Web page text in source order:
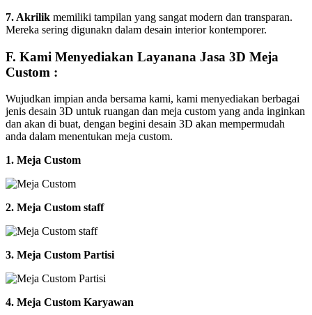
7. Akrilik memiliki tampilan yang sangat modern dan transparan.
Mereka sering digunakn dalam desain interior kontemporer.
F. Kami Menyediakan Layanana Jasa 3D Meja
Custom :
Wujudkan impian anda bersama kami, kami menyediakan berbagai
jenis desain 3D untuk ruangan dan meja custom yang anda inginkan
dan akan di buat, dengan begini desain 3D akan mempermudah
anda dalam menentukan meja custom.
1. Meja Custom
2. Meja Custom staff
3. Meja Custom Partisi
4. Meja Custom Karyawan